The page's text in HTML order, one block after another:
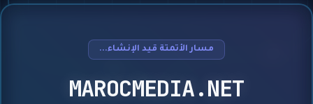
مسار الأتمتة قيد الإنشاء...
MAROCMEDIA.NET